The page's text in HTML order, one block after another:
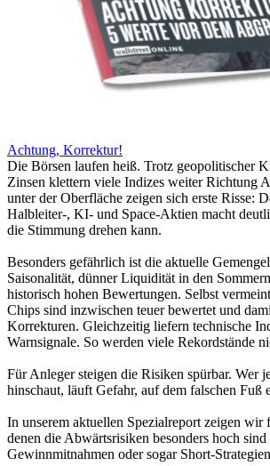
Achtung, Korrektur!
Die Börsen laufen heiß. Trotz geopolitischer
Zinsen klettern viele Indizes weiter Richtung
unter der Oberfläche zeigen sich erste Risse:
Halbleiter-, KI- und Space-Aktien macht
die Stimmung drehen kann.
Besonders gefährlich ist die aktuelle
Saisonalität, dünner Liquidität in den
historisch hohen Bewertungen. Selbst
Chips sind inzwischen teuer bewertet und
Korrekturen. Gleichzeitig liefern technische
Warnsignale. So werden viele Rekordstände
Für Anleger steigen die Risiken spürbar. Wer
hinschaut, läuft Gefahr, auf dem falschen Fuß
In unserem aktuellen Spezialreport zeigen wir
denen die Abwärtsrisiken besonders hoch
Gewinnmitnahmen oder sogar Short-